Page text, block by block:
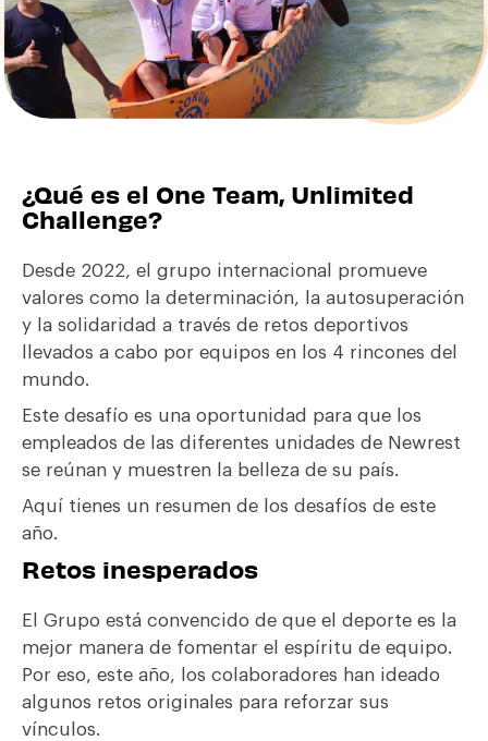
¿Qué es el One Team, Unlimited
Challenge?
Desde 2022, el grupo internacional promueve
valores como la determinación, la autosuperación
y la solidaridad a través de retos deportivos
llevados a cabo por equipos en los 4 rincones del
mundo.
Este desafío es una oportunidad para que los
empleados de las diferentes unidades de Newrest
se reúnan y muestren la belleza de su país.
Aquí tienes un resumen de los desafíos de este
año.
Retos inesperados
El Grupo está convencido de que el deporte es la
mejor manera de fomentar el espíritu de equipo.
Por eso, este año, los colaboradores han ideado
algunos retos originales para reforzar sus
vínculos.